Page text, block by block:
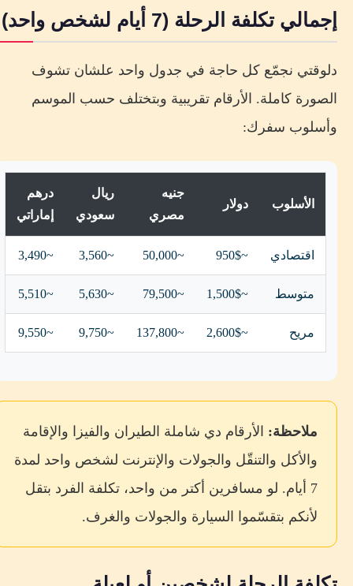
إجمالي تكلفة الرحلة (7 أيام لشخص واحد)
دلوقتي نجمّع كل حاجة في جدول واحد علشان تشوف
الصورة كاملة. الأرقام تقريبية وبتختلف حسب الموسم
وأسلوب سفرك:
الأسلوب دولار
جنيه
مصري
ريال
سعودي
درهم
إماراتي
اقتصادي ~950$
~50,000
~3,560
~3,490
متوسط ~1,500$
~79,500
~5,630
~5,510
مريح ~2,600$
~137,800
~9,750
~9,550
ملاحظة: الأرقام دي شاملة الطيران والفيزا والإقامة
والأكل والتنقّل والجولات والإنترنت لشخص واحد لمدة
7 أيام. لو مسافرين أكتر من واحد، تكلفة الفرد بتقل
لأنكم بتقسّموا السيارة والجولات والغرف.